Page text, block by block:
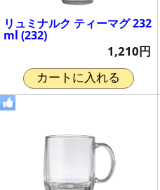
リュミナルク ティーマグ 232
ml (232)
1,210円
カートに入れる